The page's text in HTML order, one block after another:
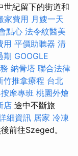
世紀留下的街道和
家費用 月嫂一天
點心 法令紋醫美
用 平價助聽器 清
期 GOOGLE
納骨塔 聯合法律
竹推拿療程 台北
摩專班 桃園外燴
店 途中不斷旅
細資訊 居家 冷凍
前往Szeged。